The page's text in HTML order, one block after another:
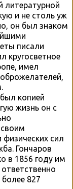
литературной
и не столь уж
он был знаком
писали
кругосветное
имел
копией
жизнь он с
сил
Гончаров
в 1856 году им
827